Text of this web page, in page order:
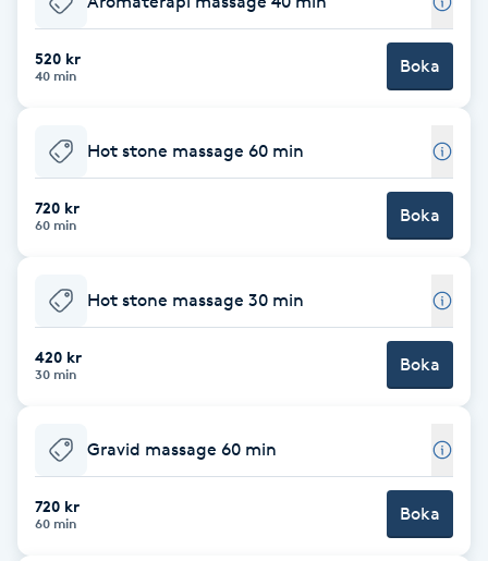
Face framing
Faceliftmassage
Fet hårbotten
Fettreducering
Fibromassage
Fotmassage
Fotsvamp
520 kr
40 min Boka
Hot stone massage 60 min
720 kr
60 min Boka
Hot stone massage 30 min
420 kr
30 min Boka
Gravid massage 60 min
720 kr
60 min Boka